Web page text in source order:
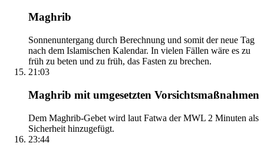
Maghrib
Sonnenuntergang durch Berechnung und somit der neue Tag
nach dem Islamischen Kalendar. In vielen Fällen wäre es zu
früh zu beten und zu früh, das Fasten zu brechen.
21:03
Maghrib mit umgesetzten Vorsichtsmaßnahmen
Dem Maghrib-Gebet wird laut Fatwa der MWL 2 Minuten als
Sicherheit hinzugefügt.
23:44